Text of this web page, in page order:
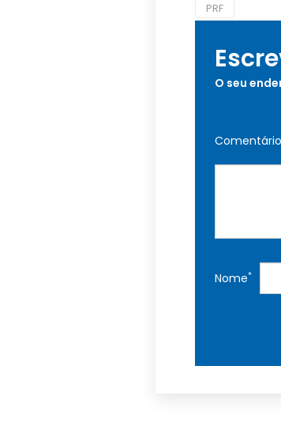
PRF
O seu
Comentário
Nome*